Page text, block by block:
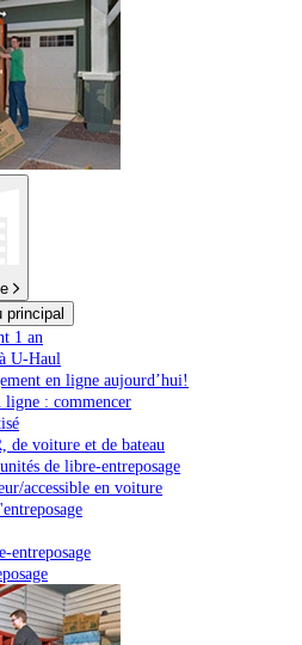
principal
1 an
U-Haul
en ligne aujourd’hui!
ligne : commencer
de voiture et de bateau
de libre-entreposage
accessible en voiture
entreposage